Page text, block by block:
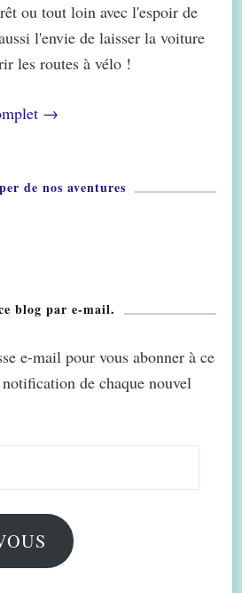
ou tout loin avec l'espoir de
l'envie de laisser la voiture
les routes à vélo !
→
de nos aventures
blog par e-mail.
e-mail pour vous abonner à ce
de chaque nouvel